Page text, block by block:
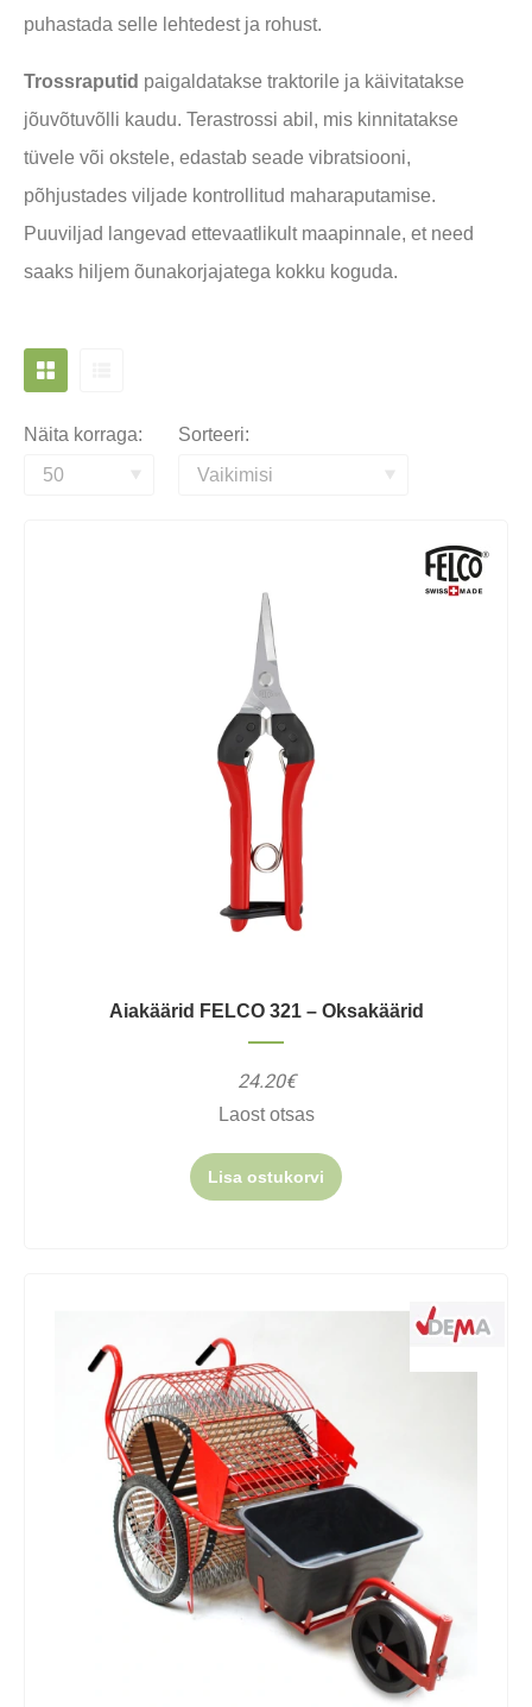
puhastada selle lehtedest ja rohust.
Trossraputid paigaldatakse traktorile ja käivitatakse
jõuvõtuvõlli kaudu. Terastrossi abil, mis kinnitatakse
tüvele või okstele, edastab seade vibratsiooni,
põhjustades viljade kontrollitud maharaputamise.
Puuviljad langevad ettevaatlikult maapinnale, et need
saaks hiljem õunakorjajatega kokku koguda.
Näita korraga: Sorteeri:
Aiakäärid FELCO 321 – Oksakäärid
24.20€
Laost otsas
Lisa ostukorvi